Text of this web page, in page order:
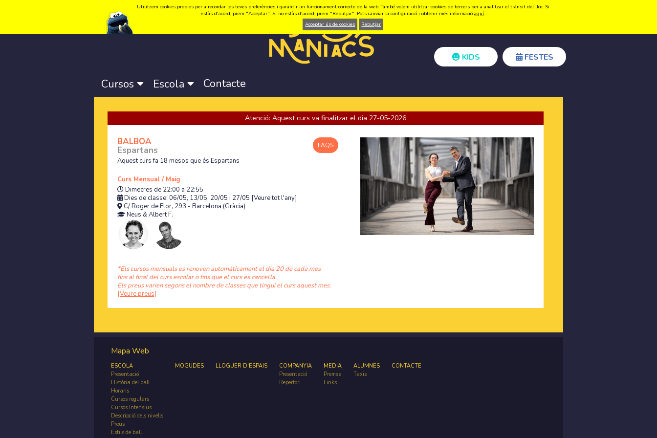
Idioma:Català -Castellano-English Registrar-se Accedir
KIDS FESTES
Cursos Escola Contacte
Atenció: Aquest curs va finalitzar el dia 27-05-2026
FAQS
BALBOA
Espartans
Aquest curs fa 18 mesos que és Espartans
Curs Mensual / Maig
Dimecres de 22:00 a 22:55
Dies de classe: 06/05, 13/05, 20/05 i 27/05 [Veure tot l'any]
C/ Roger de Flor, 293 - Barcelona (Gràcia)
Neus & Albert F.
*Els cursos mensuals es renoven automàticament el dia 20 de cada mes
fins al final del curs escolar o fins que el curs es cancel·la.
Els preus varien segons el nombre de classes que tingui el curs aquest mes.
[Veure preus]
Mapa Web
ESCOLA
Presentació
Història del ball
Horaris
Cursos regulars
Cursos Intensius
Descripció dels nivells
Preus
Estils de ball
MOGUDES LLOGUER D'ESPAIS
COMPANYIA
Presentació
Repertori
MEDIA
Premsa
Links
ALUMNES
Taxis
CONTACTE
Utilitzem cookies propies per a recordar les teves preferències i garantir un funcionament correcte de la web. També volem utilitzar cookies de tercers per a analitzar el trànsit del lloc. Si
estàs d'acord, prem "Acceptar". Si no estàs d'acord, prem "Rebutjar". Pots canviar la configuració i obtenir més informacióaquí.
Acceptar ús de cookies
Rebutjar